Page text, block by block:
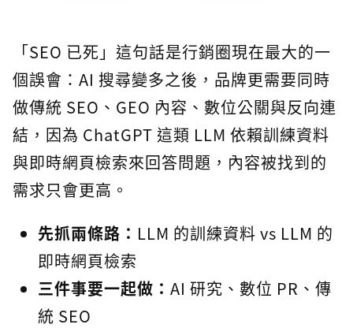
「SEO 已死」這句話是行銷圈現在最大的一
個誤會：AI 搜尋變多之後，品牌更需要同時
做傳統 SEO、GEO 內容、數位公關與反向連
結，因為 ChatGPT 這類 LLM 依賴訓練資料
與即時網頁檢索來回答問題，內容被找到的
需求只會更高。
先抓兩條路： LLM 的訓練資料 vs LLM 的
即時網頁檢索
三件事要一起做： AI 研究、數位 PR、傳
統 SEO